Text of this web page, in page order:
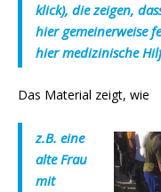
klick), die zeigen,
hier gemeinerweise
hier medizinische
Das Material zeigt, wie
z.B. eine
alte Frau
mit